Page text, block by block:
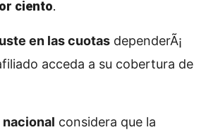
ciento.
en las cuotas dependerÃ¡
acceda a su cobertura de
considera que la